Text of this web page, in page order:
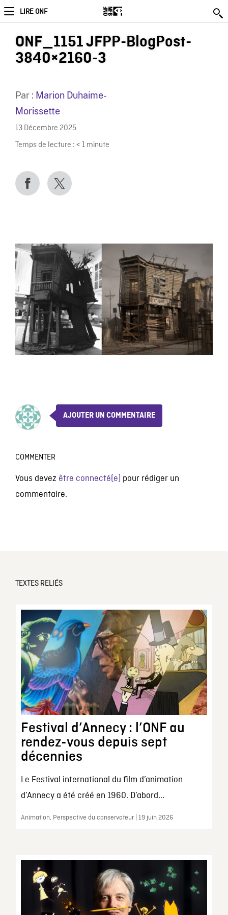
LIRE ONF
ONF_1151 JFPP-BlogPost-
3840×2160-3
Par : Marion Duhaime-
Morissette
13 Décembre 2025
Temps de lecture : < 1 minute
AJOUTER UN COMMENTAIRE
COMMENTER
Vous devez être connecté(e) pour rédiger un
commentaire.
TEXTES RELIÉS
Festival d’Annecy : l’ONF au
rendez-vous depuis sept
décennies
Le Festival international du film d’animation
d’Annecy a été créé en 1960. D’abord...
Animation, Perspective du conservateur | 19 juin 2026